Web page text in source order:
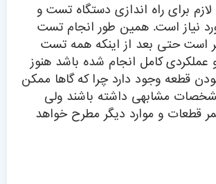
لازم برای راه اندازی دستگاه تست و
نیاز است. همین طور انجام تست
است حتی بعد از اینکه همه تست
عملکردی کامل انجام شده باشد هنوز
قطعه وجود دارد چرا که گاها ممکن
مشابهی داشته باشند ولی
قطعات و موارد دیگر مطرح خواهد